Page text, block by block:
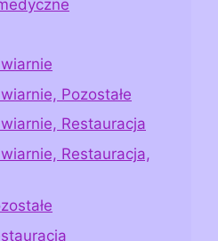
Pozostałe
Restauracja
Restauracja,